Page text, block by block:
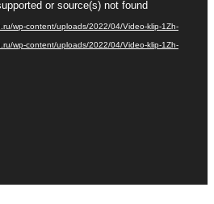
or source(s) not found
wp-content/uploads/2022/04/Video-klip-1Zh-
wp-content/uploads/2022/04/Video-klip-1Zh-